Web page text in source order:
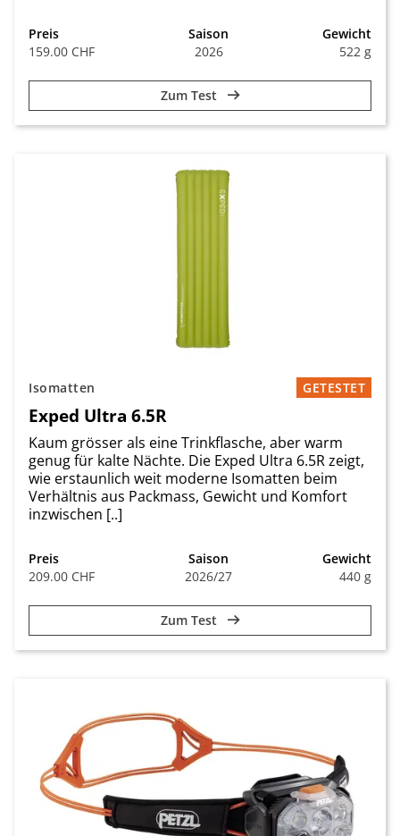
Preis
159.00 CHF
Saison
2026
Gewicht
522 g
Zum Test
Isomatten GETESTET
Exped Ultra 6.5R
Kaum grösser als eine Trinkflasche, aber warm
genug für kalte Nächte. Die Exped Ultra 6.5R zeigt,
wie erstaunlich weit moderne Isomatten beim
Verhältnis aus Packmass, Gewicht und Komfort
inzwischen [..]
Preis
209.00 CHF
Saison
2026/27
Gewicht
440 g
Zum Test